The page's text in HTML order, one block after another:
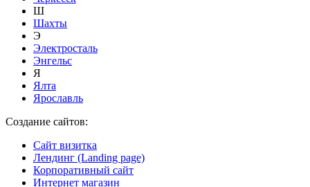
Ш
Шахты
Э
Электросталь
Энгельс
Я
Ялта
Ярославль
Создание сайтов:
Сайт визитка
Лендинг (Landing page)
Корпоративный сайт
Интернет магазин